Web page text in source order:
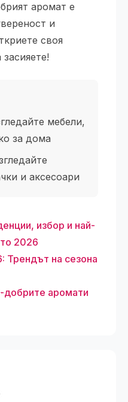
аромат е
и
своя
мебели,
за дома
и аксесоари
избор и най-
2026
Трендът на сезона
аромати